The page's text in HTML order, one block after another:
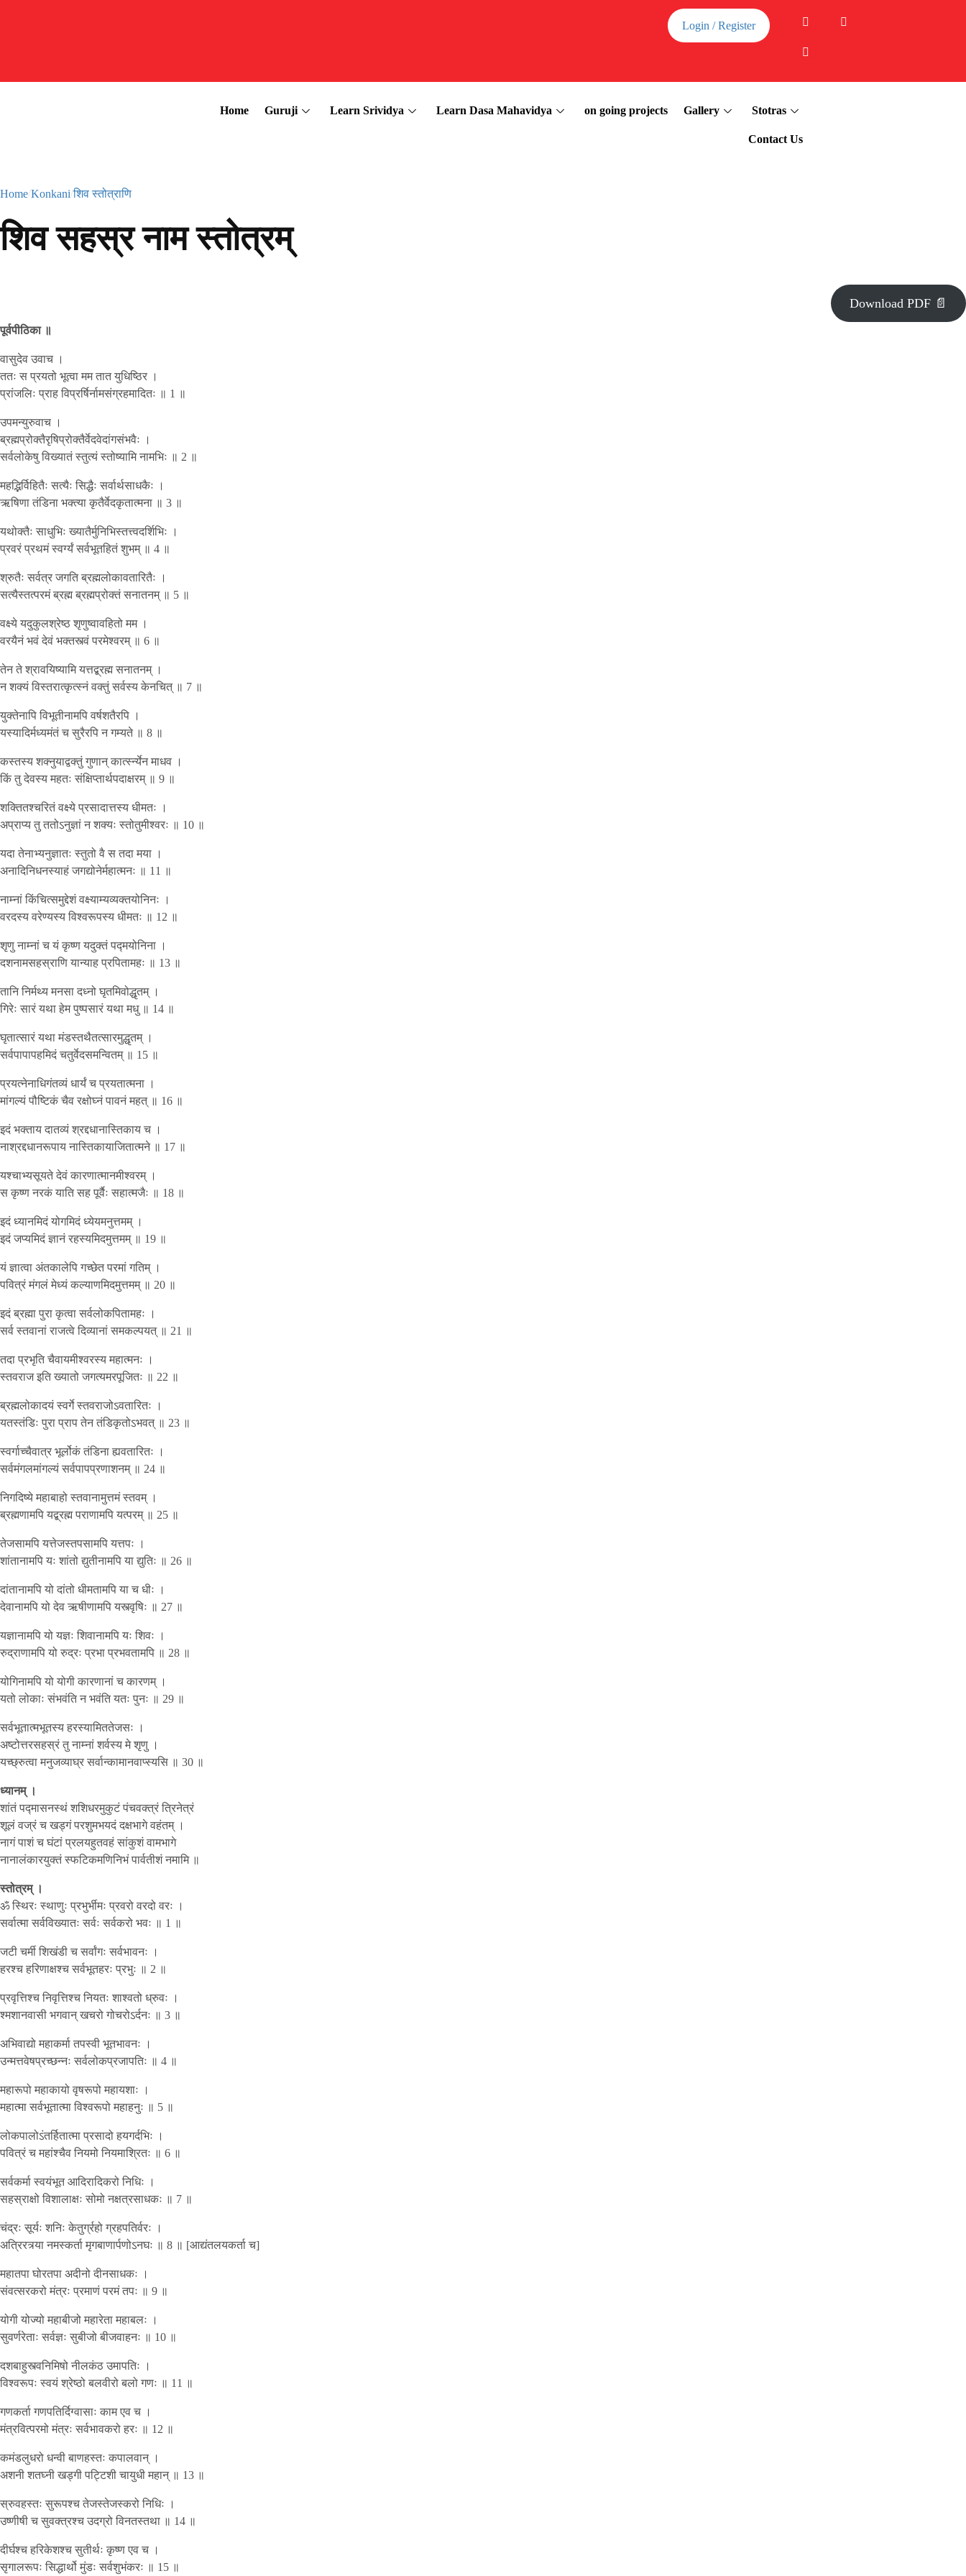
Login / Register
Home Guruji Learn Srividya Learn Dasa Mahavidya on going projects Gallery Stotras
Contact Us
Home Konkani शिव स्तोत्राणि
शिव सहस्र नाम स्तोत्रम्
Download PDF 📄
पूर्वपीठिका ॥
वासुदेव उवाच ।
ततः स प्रयतो भूत्वा मम तात युधिष्ठिर ।
प्रांजलिः प्राह विप्रर्षिर्नामसंग्रहमादितः ॥ 1 ॥
उपमन्युरुवाच ।
ब्रह्मप्रोक्तैरृषिप्रोक्तैर्वेदवेदांगसंभवैः ।
सर्वलोकेषु विख्यातं स्तुत्यं स्तोष्यामि नामभिः ॥ 2 ॥
महद्भिर्विहितैः सत्यैः सिद्धैः सर्वार्थसाधकैः ।
ऋषिणा तंडिना भक्त्या कृतैर्वेदकृतात्मना ॥ 3 ॥
यथोक्तैः साधुभिः ख्यातैर्मुनिभिस्तत्त्वदर्शिभिः ।
प्रवरं प्रथमं स्वर्ग्यं सर्वभूतहितं शुभम् ॥ 4 ॥
श्रुतैः सर्वत्र जगति ब्रह्मलोकावतारितैः ।
सत्यैस्तत्परमं ब्रह्म ब्रह्मप्रोक्तं सनातनम् ॥ 5 ॥
वक्ष्ये यदुकुलश्रेष्ठ शृणुष्वावहितो मम ।
वरयैनं भवं देवं भक्तस्त्वं परमेश्वरम् ॥ 6 ॥
तेन ते श्रावयिष्यामि यत्तद्ब्रह्म सनातनम् ।
न शक्यं विस्तरात्कृत्स्नं वक्तुं सर्वस्य केनचित् ॥ 7 ॥
युक्तेनापि विभूतीनामपि वर्षशतैरपि ।
यस्यादिर्मध्यमंतं च सुरैरपि न गम्यते ॥ 8 ॥
कस्तस्य शक्नुयाद्वक्तुं गुणान् कार्त्स्न्येन माधव ।
किं तु देवस्य महतः संक्षिप्तार्थपदाक्षरम् ॥ 9 ॥
शक्तितश्चरितं वक्ष्ये प्रसादात्तस्य धीमतः ।
अप्राप्य तु ततोऽनुज्ञां न शक्यः स्तोतुमीश्वरः ॥ 10 ॥
यदा तेनाभ्यनुज्ञातः स्तुतो वै स तदा मया ।
अनादिनिधनस्याहं जगद्योनेर्महात्मनः ॥ 11 ॥
नाम्नां किंचित्समुद्देशं वक्ष्याम्यव्यक्तयोनिनः ।
वरदस्य वरेण्यस्य विश्वरूपस्य धीमतः ॥ 12 ॥
शृणु नाम्नां च यं कृष्ण यदुक्तं पद्मयोनिना ।
दशनामसहस्राणि यान्याह प्रपितामहः ॥ 13 ॥
तानि निर्मथ्य मनसा दध्नो घृतमिवोद्धृतम् ।
गिरेः सारं यथा हेम पुष्पसारं यथा मधु ॥ 14 ॥
घृतात्सारं यथा मंडस्तथैतत्सारमुद्धृतम् ।
सर्वपापापहमिदं चतुर्वेदसमन्वितम् ॥ 15 ॥
प्रयत्नेनाधिगंतव्यं धार्यं च प्रयतात्मना ।
मांगल्यं पौष्टिकं चैव रक्षोघ्नं पावनं महत् ॥ 16 ॥
इदं भक्ताय दातव्यं श्रद्दधानास्तिकाय च ।
नाश्रद्दधानरूपाय नास्तिकायाजितात्मने ॥ 17 ॥
यश्चाभ्यसूयते देवं कारणात्मानमीश्वरम् ।
स कृष्ण नरकं याति सह पूर्वैः सहात्मजैः ॥ 18 ॥
इदं ध्यानमिदं योगमिदं ध्येयमनुत्तमम् ।
इदं जप्यमिदं ज्ञानं रहस्यमिदमुत्तमम् ॥ 19 ॥
यं ज्ञात्वा अंतकालेपि गच्छेत परमां गतिम् ।
पवित्रं मंगलं मेध्यं कल्याणमिदमुत्तमम् ॥ 20 ॥
इदं ब्रह्मा पुरा कृत्वा सर्वलोकपितामहः ।
सर्व स्तवानां राजत्वे दिव्यानां समकल्पयत् ॥ 21 ॥
तदा प्रभृति चैवायमीश्वरस्य महात्मनः ।
स्तवराज इति ख्यातो जगत्यमरपूजितः ॥ 22 ॥
ब्रह्मलोकादयं स्वर्गे स्तवराजोऽवतारितः ।
यतस्तंडिः पुरा प्राप तेन तंडिकृतोऽभवत् ॥ 23 ॥
स्वर्गाच्चैवात्र भूर्लोकं तंडिना ह्यवतारितः ।
सर्वमंगलमांगल्यं सर्वपापप्रणाशनम् ॥ 24 ॥
निगदिष्ये महाबाहो स्तवानामुत्तमं स्तवम् ।
ब्रह्मणामपि यद्ब्रह्म पराणामपि यत्परम् ॥ 25 ॥
तेजसामपि यत्तेजस्तपसामपि यत्तपः ।
शांतानामपि यः शांतो द्युतीनामपि या द्युतिः ॥ 26 ॥
दांतानामपि यो दांतो धीमतामपि या च धीः ।
देवानामपि यो देव ऋषीणामपि यस्त्वृषिः ॥ 27 ॥
यज्ञानामपि यो यज्ञः शिवानामपि यः शिवः ।
रुद्राणामपि यो रुद्रः प्रभा प्रभवतामपि ॥ 28 ॥
योगिनामपि यो योगी कारणानां च कारणम् ।
यतो लोकाः संभवंति न भवंति यतः पुनः ॥ 29 ॥
सर्वभूतात्मभूतस्य हरस्यामिततेजसः ।
अष्टोत्तरसहस्रं तु नाम्नां शर्वस्य मे शृणु ।
यच्छ्रुत्वा मनुजव्याघ्र सर्वान्कामानवाप्स्यसि ॥ 30 ॥
ध्यानम् ।
शांतं पद्मासनस्थं शशिधरमुकुटं पंचवक्त्रं त्रिनेत्रं
शूलं वज्रं च खड्गं परशुमभयदं दक्षभागे वहंतम् ।
नागं पाशं च घंटां प्रलयहुतवहं सांकुशं वामभागे
नानालंकारयुक्तं स्फटिकमणिनिभं पार्वतीशं नमामि ॥
स्तोत्रम् ।
ॐ स्थिरः स्थाणुः प्रभुर्भीमः प्रवरो वरदो वरः ।
सर्वात्मा सर्वविख्यातः सर्वः सर्वकरो भवः ॥ 1 ॥
जटी चर्मी शिखंडी च सर्वांगः सर्वभावनः ।
हरश्च हरिणाक्षश्च सर्वभूतहरः प्रभुः ॥ 2 ॥
प्रवृत्तिश्च निवृत्तिश्च नियतः शाश्वतो ध्रुवः ।
श्मशानवासी भगवान् खचरो गोचरोऽर्दनः ॥ 3 ॥
अभिवाद्यो महाकर्मा तपस्वी भूतभावनः ।
उन्मत्तवेषप्रच्छन्नः सर्वलोकप्रजापतिः ॥ 4 ॥
महारूपो महाकायो वृषरूपो महायशाः ।
महात्मा सर्वभूतात्मा विश्वरूपो महाहनुः ॥ 5 ॥
लोकपालोऽंतर्हितात्मा प्रसादो हयगर्दभिः ।
पवित्रं च महांश्चैव नियमो नियमाश्रितः ॥ 6 ॥
सर्वकर्मा स्वयंभूत आदिरादिकरो निधिः ।
सहस्राक्षो विशालाक्षः सोमो नक्षत्रसाधकः ॥ 7 ॥
चंद्रः सूर्यः शनिः केतुर्ग्रहो ग्रहपतिर्वरः ।
अत्रिरत्र्या नमस्कर्ता मृगबाणार्पणोऽनघः ॥ 8 ॥ [आद्यंतलयकर्ता च]
महातपा घोरतपा अदीनो दीनसाधकः ।
संवत्सरकरो मंत्रः प्रमाणं परमं तपः ॥ 9 ॥
योगी योज्यो महाबीजो महारेता महाबलः ।
सुवर्णरेताः सर्वज्ञः सुबीजो बीजवाहनः ॥ 10 ॥
दशबाहुस्त्वनिमिषो नीलकंठ उमापतिः ।
विश्वरूपः स्वयं श्रेष्ठो बलवीरो बलो गणः ॥ 11 ॥
गणकर्ता गणपतिर्दिग्वासाः काम एव च ।
मंत्रवित्परमो मंत्रः सर्वभावकरो हरः ॥ 12 ॥
कमंडलुधरो धन्वी बाणहस्तः कपालवान् ।
अशनी शतघ्नी खड्गी पट्टिशी चायुधी महान् ॥ 13 ॥
स्रुवहस्तः सुरूपश्च तेजस्तेजस्करो निधिः ।
उष्णीषी च सुवक्त्रश्च उदग्रो विनतस्तथा ॥ 14 ॥
दीर्घश्च हरिकेशश्च सुतीर्थः कृष्ण एव च ।
सृगालरूपः सिद्धार्थो मुंडः सर्वशुभंकरः ॥ 15 ॥